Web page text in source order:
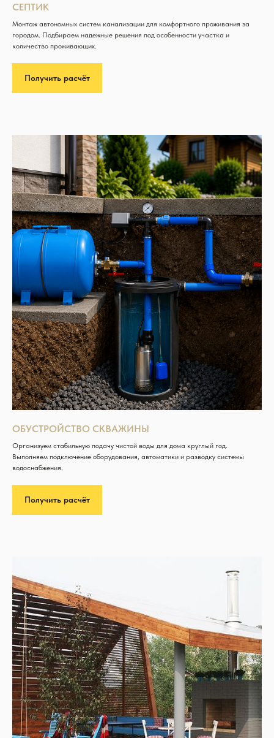
СЕПТИК
Монтаж автономных систем канализации для комфортного проживания за
городом. Подбираем надежные решения под особенности участка и
количество проживающих.
Получить расчёт
ОБУСТРОЙСТВО СКВАЖИНЫ
Организуем стабильную подачу чистой воды для дома круглый год.
Выполняем подключение оборудования, автоматики и разводку системы
водоснабжения.
Получить расчёт